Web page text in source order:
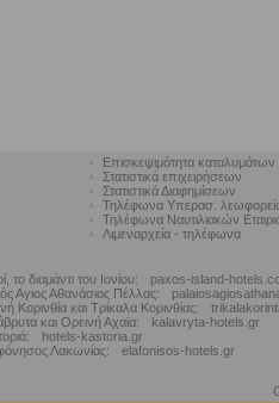
Επισκεψιμότητα καταλυμάτων
Στατιστικά επιχειρήσεων
Στατιστικά Διαφημίσεων
Τηλέφωνα Υπερασ.
Τηλέφωνα Ναυτιλιακών
Λιμεναρχεία - τηλέφωνα
το διαμάντι του Ιονίου:
paxos-island-
Αγιος Αθανάσιος Πέλλας:
Κορινθία και Τρίκαλα Κορινθίας:
και Ορεινή Αχαϊα:
kalavryta-hotels.gr
hotels-kastoria.gr
Λακωνίας:
elafonisos-hotels.gr